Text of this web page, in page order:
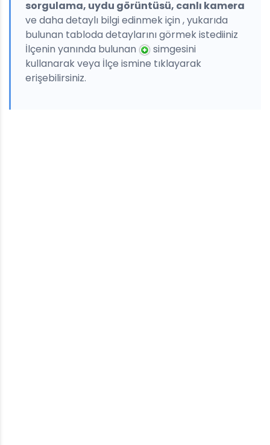
sorgulama, uydu görüntüsü, canlı kamera
ve daha detaylı bilgi edinmek için , yukarıda
bulunan tabloda detaylarını görmek istediiniz
İlçenin yanında bulunan
simgesini
kullanarak veya İlçe ismine tıklayarak
erişebilirsiniz.